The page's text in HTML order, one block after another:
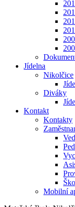
Jídelna
Nikolčice
Diváky
Kontakt
Kontakty
Mobilní